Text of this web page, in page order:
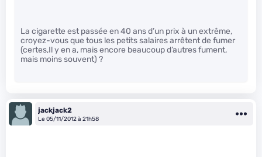
La cigarette est passée en 40 ans d’un prix à un extrême,
croyez-vous que tous les petits salaires arrêtent de fumer
(certes,Il y en a, mais encore beaucoup d’autres fument,
mais moins souvent) ?
jackjack2
Le 05/11/2012 à 21h58